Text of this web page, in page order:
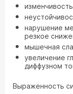
нарушение
резкое
мышечная
увеличение
диффузном
Выраженность